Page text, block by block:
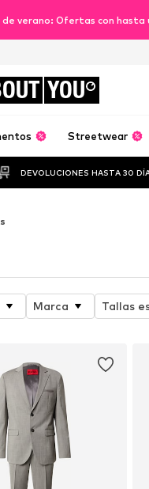
de verano: Ofertas con hasta
YOU
Streetwear
DEVOLUCIONES HASTA 30
Marca Tallas